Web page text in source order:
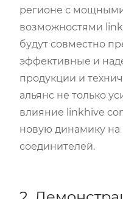
регионе с
возможностями
будут совместно
эффективные и
продукции и
альянс не только
влияние linkhive
новую динамику
соединителей.